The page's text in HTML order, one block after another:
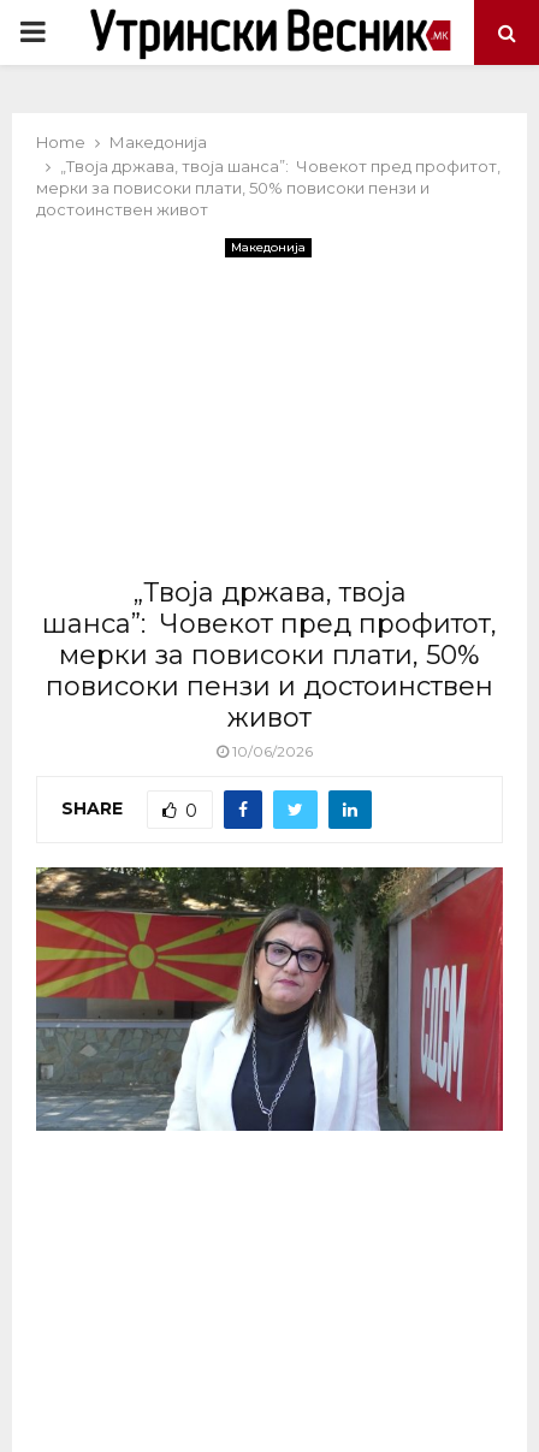
PRIMARY
Home
Македонија
„Твоја држава, твоја шанса”: Човекот пред профитот,
мерки за повисоки плати, 50% повисоки пензи и
достоинствен живот
Македонија
„Твоја држава, твоја
шанса”: Човекот пред профитот,
мерки за повисоки плати, 50%
повисоки пензи и достоинствен
живот
10/06/2026
SHARE 0